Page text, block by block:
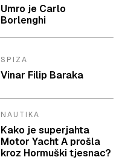
Umro je Carlo
Borlenghi
SPIZA
Vinar Filip Baraka
NAUTIKA
Kako je superjahta
Motor Yacht A prošla
kroz Hormuški tjesnac?